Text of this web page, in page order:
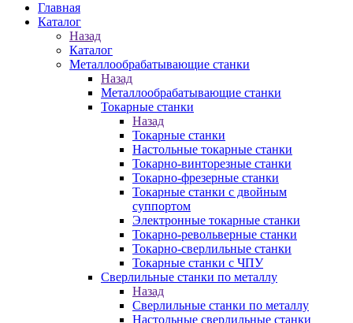
Главная
Каталог
Назад
Каталог
Металлообрабатывающие станки
Назад
Металлообрабатывающие станки
Токарные станки
Назад
Токарные станки
Настольные токарные станки
Токарно-винторезные станки
Токарно-фрезерные станки
Токарные станки с двойным
суппортом
Электронные токарные станки
Токарно-револьверные станки
Токарно-сверлильные станки
Токарные станки с ЧПУ
Сверлильные станки по металлу
Назад
Сверлильные станки по металлу
Настольные сверлильные станки